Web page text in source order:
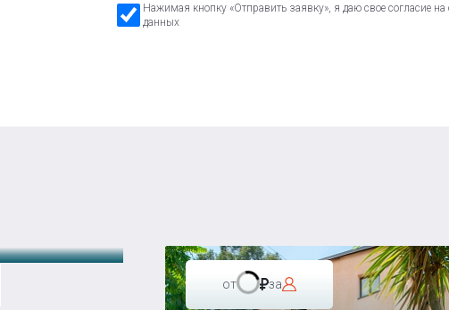
Нажимая кнопку «Отправить заявку», я даю свое согласие
данных
от за